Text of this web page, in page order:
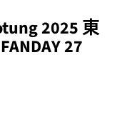
2025 東
27